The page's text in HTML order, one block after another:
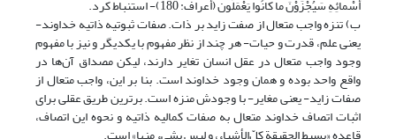
أَسْمائِهِ سَیُجْزَوْنَ ما کانُوا یَعْمَلُون‏ (أعراف: 180)- استنباط کرد.
ب) تنزه واجب متعال از صفت زاید بر ذات. صفات ثبوتیه ذاتیه خداوند-
یعنی علم، قدرت و حیات- هر چند از نظر مفهوم با یکدیگر و نیز با مفهوم
وجود واجب متعال در عقل انسان تغایر دارند، لیکن مصداق آن‌ها در
واقع واحد بوده و همان وجود خداوند است. بنا بر این، واجب متعال از
صفات زاید- یعنی مغایر- با وجودش منزه است. برترین طریق عقلی برای
اثبات اتصاف خداوند متعال به صفات کمالیه ذاتیه و نحوه این اتصاف،